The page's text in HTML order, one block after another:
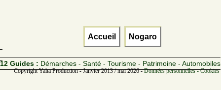
Accueil Nogaro
12 Guides : Démarches - Santé - Tourisme - Patrimoine - Automobiles
Copyright Yalta Production - Janvier 2013 / mai 2026 -Données personnelles -